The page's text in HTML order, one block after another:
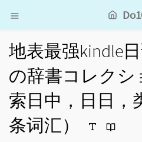
地表最强kindle
の辞書コレクシ
索日中，日日，
条词汇）